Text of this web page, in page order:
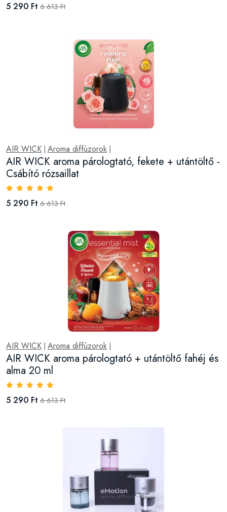
5 290 Ft 6 613 Ft
AIR WICK Aroma diffúzorok
AIR WICK aroma párologtató, fekete + utántöltő -
Csábító rózsaillat
5 290 Ft 6 613 Ft
AIR WICK Aroma diffúzorok
AIR WICK aroma párologtató + utántöltő fahéj és
alma 20 ml
5 290 Ft 6 613 Ft